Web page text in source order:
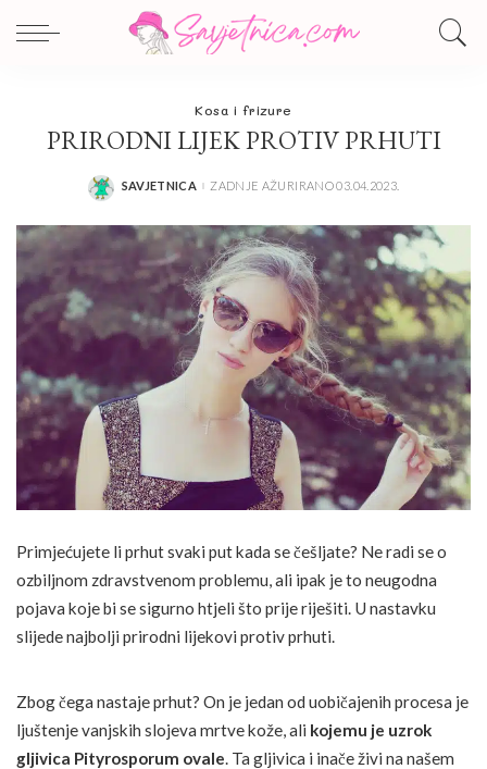
Kosa i frizure
PRIRODNI LIJEK PROTIV PRHUTI
POSTED
SAVJETNICA ZADNJE AŽURIRANO 03.04.2023.
Primjećujete li prhut svaki put kada se češljate? Ne radi se o
ozbiljnom zdravstvenom problemu, ali ipak je to neugodna
pojava koje bi se sigurno htjeli što prije riješiti. U nastavku
slijede najbolji prirodni lijekovi protiv prhuti.
Zbog čega nastaje prhut? On je jedan od uobičajenih procesa je
ljuštenje vanjskih slojeva mrtve kože, ali kojemu je uzrok
gljivica Pityrosporum ovale. Ta gljivica i inače živi na našem